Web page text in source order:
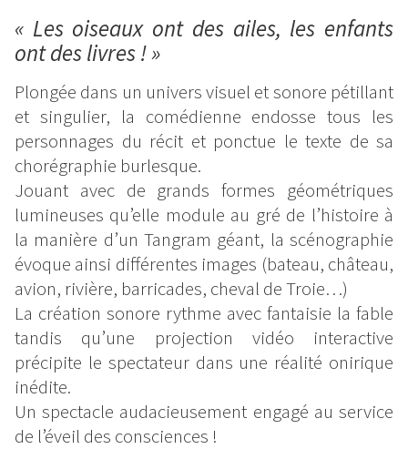
« Les oiseaux ont des ailes, les enfants
ont des livres ! »
Plongée dans un univers visuel et sonore pétillant
et singulier, la comédienne endosse tous les
personnages du récit et ponctue le texte de sa
chorégraphie burlesque.
Jouant avec de grands formes géométriques
lumineuses qu’elle module au gré de l’histoire à
la manière d’un Tangram géant, la scénographie
évoque ainsi différentes images (bateau, château,
avion, rivière, barricades, cheval de Troie…)
La création sonore rythme avec fantaisie la fable
tandis qu’une projection vidéo interactive
précipite le spectateur dans une réalité onirique
inédite.
Un spectacle audacieusement engagé au service
de l’éveil des consciences !